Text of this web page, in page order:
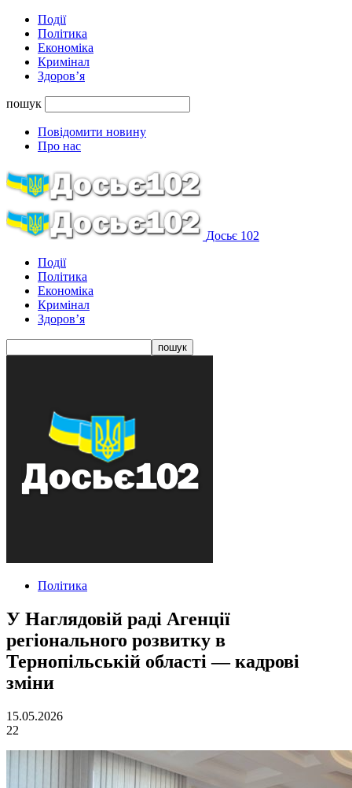
Події
Політика
Економіка
Кримінал
Здоров’я
пошук
Повідомити новину
Про нас
Досьє 102
Події
Політика
Економіка
Кримінал
Здоров’я
Політика
У Наглядовій раді Агенції
регіонального розвитку в
Тернопільській області — кадрові
зміни
15.05.2026
22